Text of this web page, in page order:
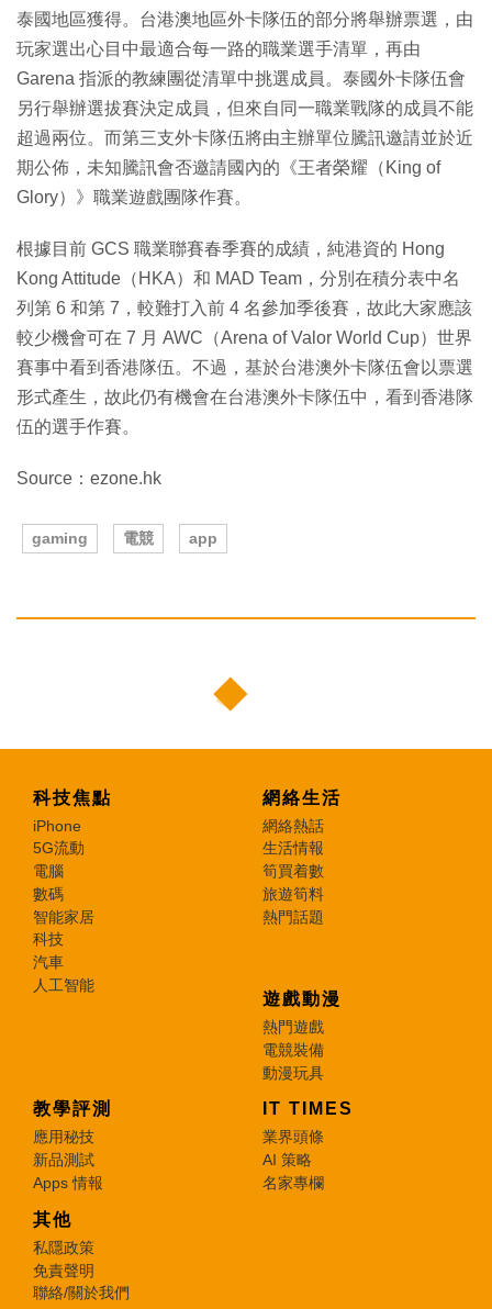
泰國地區獲得。台港澳地區外卡隊伍的部分將舉辦票選，由
玩家選出心目中最適合每一路的職業選手清單，再由
Garena 指派的教練團從清單中挑選成員。泰國外卡隊伍會
另行舉辦選拔賽決定成員，但來自同一職業戰隊的成員不能
超過兩位。而第三支外卡隊伍將由主辦單位騰訊邀請並於近
期公佈，未知騰訊會否邀請國內的《王者榮耀（King of
Glory）》職業遊戲團隊作賽。
根據目前 GCS 職業聯賽春季賽的成績，純港資的 Hong
Kong Attitude（HKA）和 MAD Team，分別在積分表中名
列第 6 和第 7，較難打入前 4 名參加季後賽，故此大家應該
較少機會可在 7 月 AWC（Arena of Valor World Cup）世界
賽事中看到香港隊伍。不過，基於台港澳外卡隊伍會以票選
形式產生，故此仍有機會在台港澳外卡隊伍中，看到香港隊
伍的選手作賽。
Source：ezone.hk
gaming 電競 app
科技焦點
iPhone
5G流動
電腦
數碼
智能家居
科技
汽車
人工智能
網絡生活
網絡熱話
生活情報
筍買着數
旅遊筍料
熱門話題
遊戲動漫
熱門遊戲
電競裝備
動漫玩具
教學評測
應用秘技
新品測試
Apps 情報
IT TIMES
業界頭條
AI 策略
名家專欄
其他
私隱政策
免責聲明
聯絡/關於我們